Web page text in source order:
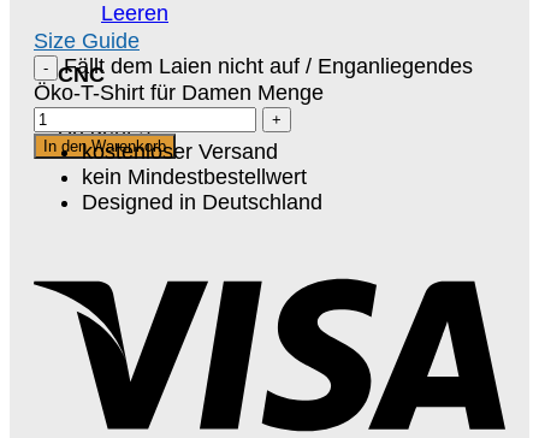
CNC
So geht`s!
Leeren
Size Guide
Fällt dem Laien nicht auf / Enganliegendes
Öko-T-Shirt für Damen Menge
In den Warenkorb
kostenloser Versand
kein Mindestbestellwert
Designed in Deutschland